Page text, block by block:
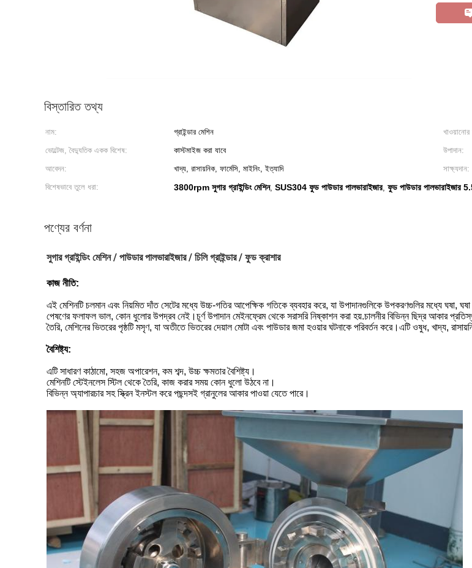
বিস্তারিত তথ্য
নাম: গ্রাইন্ডার মেশিন
ভোল্টেজ, বৈদ্যুতিক একক বিশেষ:
কাস্টমাইজ করা যাবে উপাদান:
আবেদন:
খাদ্য, রাসায়নিক, ফার্মেসি, মাইনিং, ইত্যাদি সাক্ষ্যদান:
বিশেষভাবে তুলে ধরা:
3800rpm সুগার গ্রাইন্ডিং মেশিন, SUS304 ফুড পাউডার পালভারাইজার, ফুড পাউডার পালভারাইজার
পণ্যের বর্ণনা
সুগার গ্রাইন্ডিং মেশিন / পাউডার পালভারাইজার / চিলি গ্রাইন্ডার / ফুড ক্রাশার
কাজ নীতি:
এই মেশিনটি চলমান এবং নিয়মিত দাঁত সেটের মধ্যে উচ্চ-গতির আপেক্ষিক গতিকে ব্যবহার করে, যা উপাদানগুলিকে উপকরণগুলির মধ্যে ঘষা,
পেষণের ফলাফল ভাল, কোন ধুলোর উপদ্রব নেই।চূর্ণ উপাদান মেইনফ্রেম থেকে সরাসরি নিষ্কাশন করা হয়.চালনীর বিভিন্ন ছিদ্র আকার
তৈরি, মেশিনের ভিতরের পৃষ্ঠটি মসৃণ, যা অতীতে ভিতরের দেয়াল মোটা এবং পাউডার জমা হওয়ার ঘটনাকে পরিবর্তন করে।এটি ওষুধ, খাদ্য,
বৈশিষ্ট্য:
এটি সাধারণ কাঠামো, সহজ অপারেশন, কম শব্দ, উচ্চ ক্ষমতার বৈশিষ্ট্য।
মেশিনটি স্টেইনলেস স্টিল থেকে তৈরি, কাজ করার সময় কোন ধুলো উঠবে না।
বিভিন্ন অ্যাপারচার সহ স্ক্রিন ইনস্টল করে পছন্দসই গ্রানুলের আকার পাওয়া যেতে পারে।